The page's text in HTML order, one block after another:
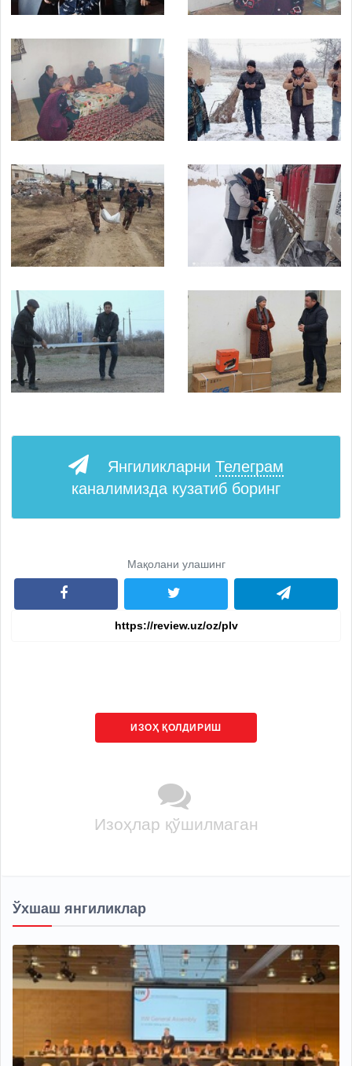
Янгиликларни Телеграм
каналимизда кузатиб боринг
Мақолани улашинг
ИЗОҲ ҚОЛДИРИШ
Изоҳлар қўшилмаган
Ўхшаш янгиликлар